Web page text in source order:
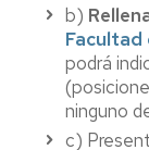
b)
Facultad
podrá
ninguno
c)